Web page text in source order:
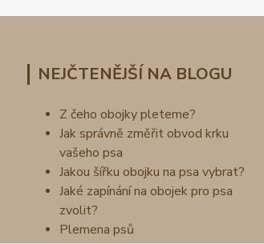
NEJČTENĚJŠÍ NA BLOGU
Z čeho obojky pleteme?
Jak správně změřit obvod krku
vašeho psa
Jakou šířku obojku na psa vybrat?
Jaké zapínání na obojek pro psa
zvolit?
Plemena psů